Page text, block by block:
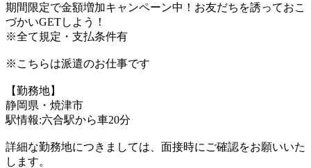
期間限定で金額増加キャンペーン中！お友だちを誘っておこ
づかいGETしよう！
※全て規定・支払条件有
※こちらは派遣のお仕事です
【勤務地】
静岡県・焼津市
駅情報:六合駅から車20分
詳細な勤務地につきましては、面接時にご確認をお願いいた
します。